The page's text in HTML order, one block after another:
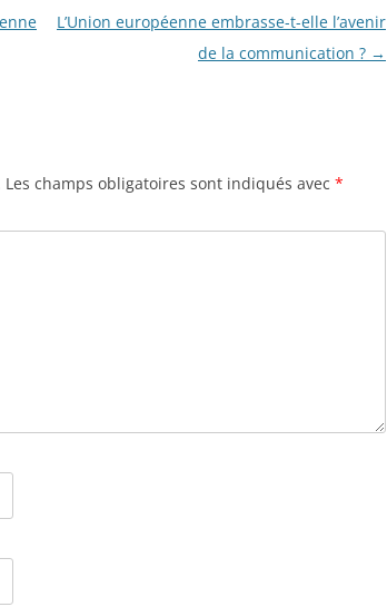
L’Union européenne embrasse-t-elle l’avenir
de la communication ? →
Les champs obligatoires sont indiqués avec *